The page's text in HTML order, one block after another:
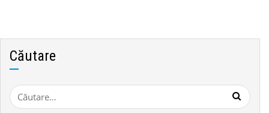
Căutare
Caută
după: